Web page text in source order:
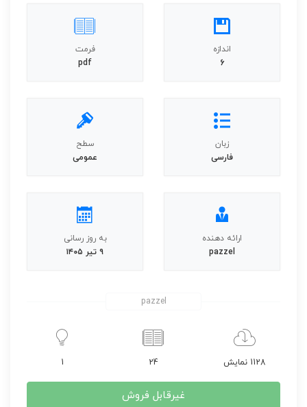
اندازه
6
فرمت
pdf
زبان
فارسی
سطح
عمومی
ارائه دهنده
pazzel
به روز رسانی
۹ تیر ۱۴۰۵
pazzel
1128 نمایش 24
1
غیرقابل فروش